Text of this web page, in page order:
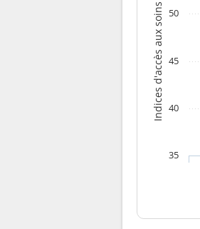
Indices d'accès aux soins
35
40
45
50